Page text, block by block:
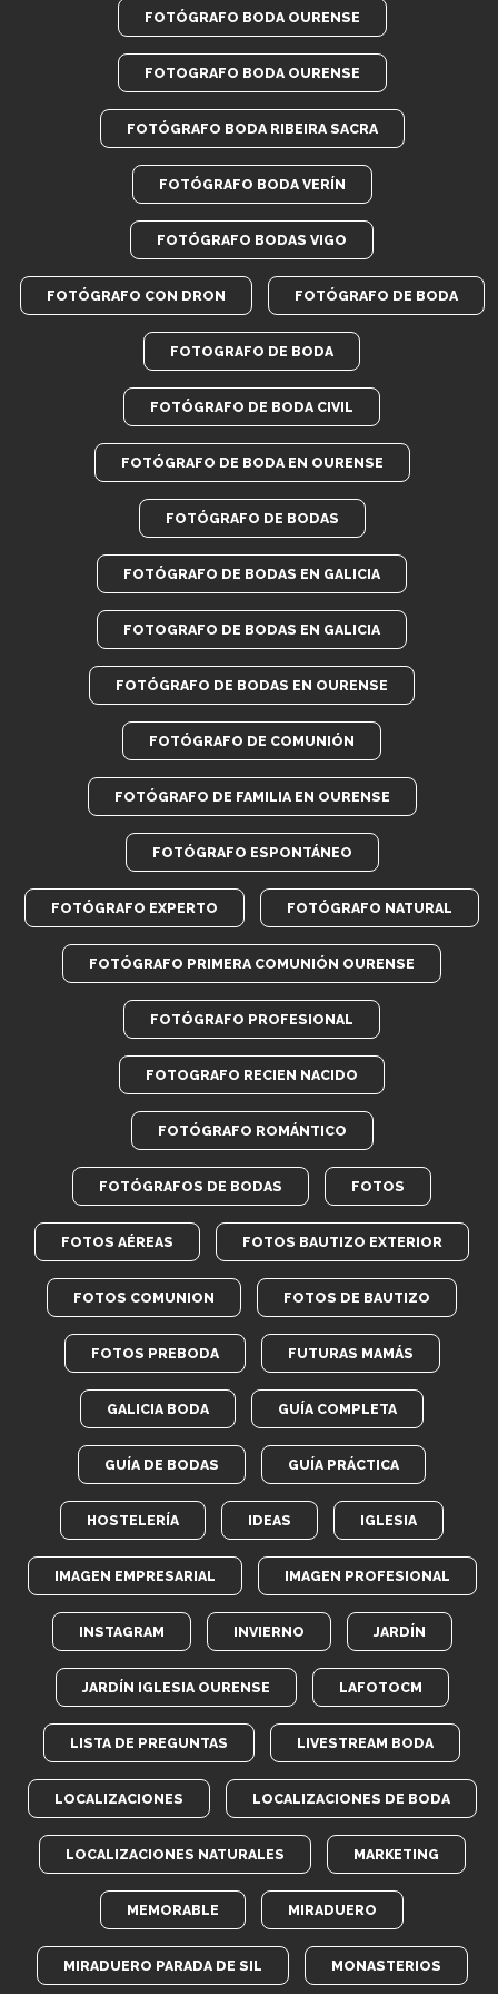
FOTÓGRAFO BODA OURENSE
FOTOGRAFO BODA OURENSE
FOTÓGRAFO BODA RIBEIRA SACRA
FOTÓGRAFO BODA VERÍN
FOTÓGRAFO BODAS VIGO
FOTÓGRAFO CON DRON FOTÓGRAFO DE BODA
FOTOGRAFO DE BODA
FOTÓGRAFO DE BODA CIVIL
FOTÓGRAFO DE BODA EN OURENSE
FOTÓGRAFO DE BODAS
FOTÓGRAFO DE BODAS EN GALICIA
FOTOGRAFO DE BODAS EN GALICIA
FOTÓGRAFO DE BODAS EN OURENSE
FOTÓGRAFO DE COMUNIÓN
FOTÓGRAFO DE FAMILIA EN OURENSE
FOTÓGRAFO ESPONTÁNEO
FOTÓGRAFO EXPERTO FOTÓGRAFO NATURAL
FOTÓGRAFO PRIMERA COMUNIÓN OURENSE
FOTÓGRAFO PROFESIONAL
FOTOGRAFO RECIEN NACIDO
FOTÓGRAFO ROMÁNTICO
FOTÓGRAFOS DE BODAS FOTOS
FOTOS AÉREAS FOTOS BAUTIZO EXTERIOR
FOTOS COMUNION FOTOS DE BAUTIZO
FOTOS PREBODA FUTURAS MAMÁS
GALICIA BODA GUÍA COMPLETA
GUÍA DE BODAS GUÍA PRÁCTICA
HOSTELERÍA IDEAS IGLESIA
IMAGEN EMPRESARIAL IMAGEN PROFESIONAL
INSTAGRAM INVIERNO JARDÍN
JARDÍN IGLESIA OURENSE LAFOTOCM
LISTA DE PREGUNTAS LIVESTREAM BODA
LOCALIZACIONES LOCALIZACIONES DE BODA
LOCALIZACIONES NATURALES MARKETING
MEMORABLE MIRADUERO
MIRADUERO PARADA DE SIL MONASTERIOS